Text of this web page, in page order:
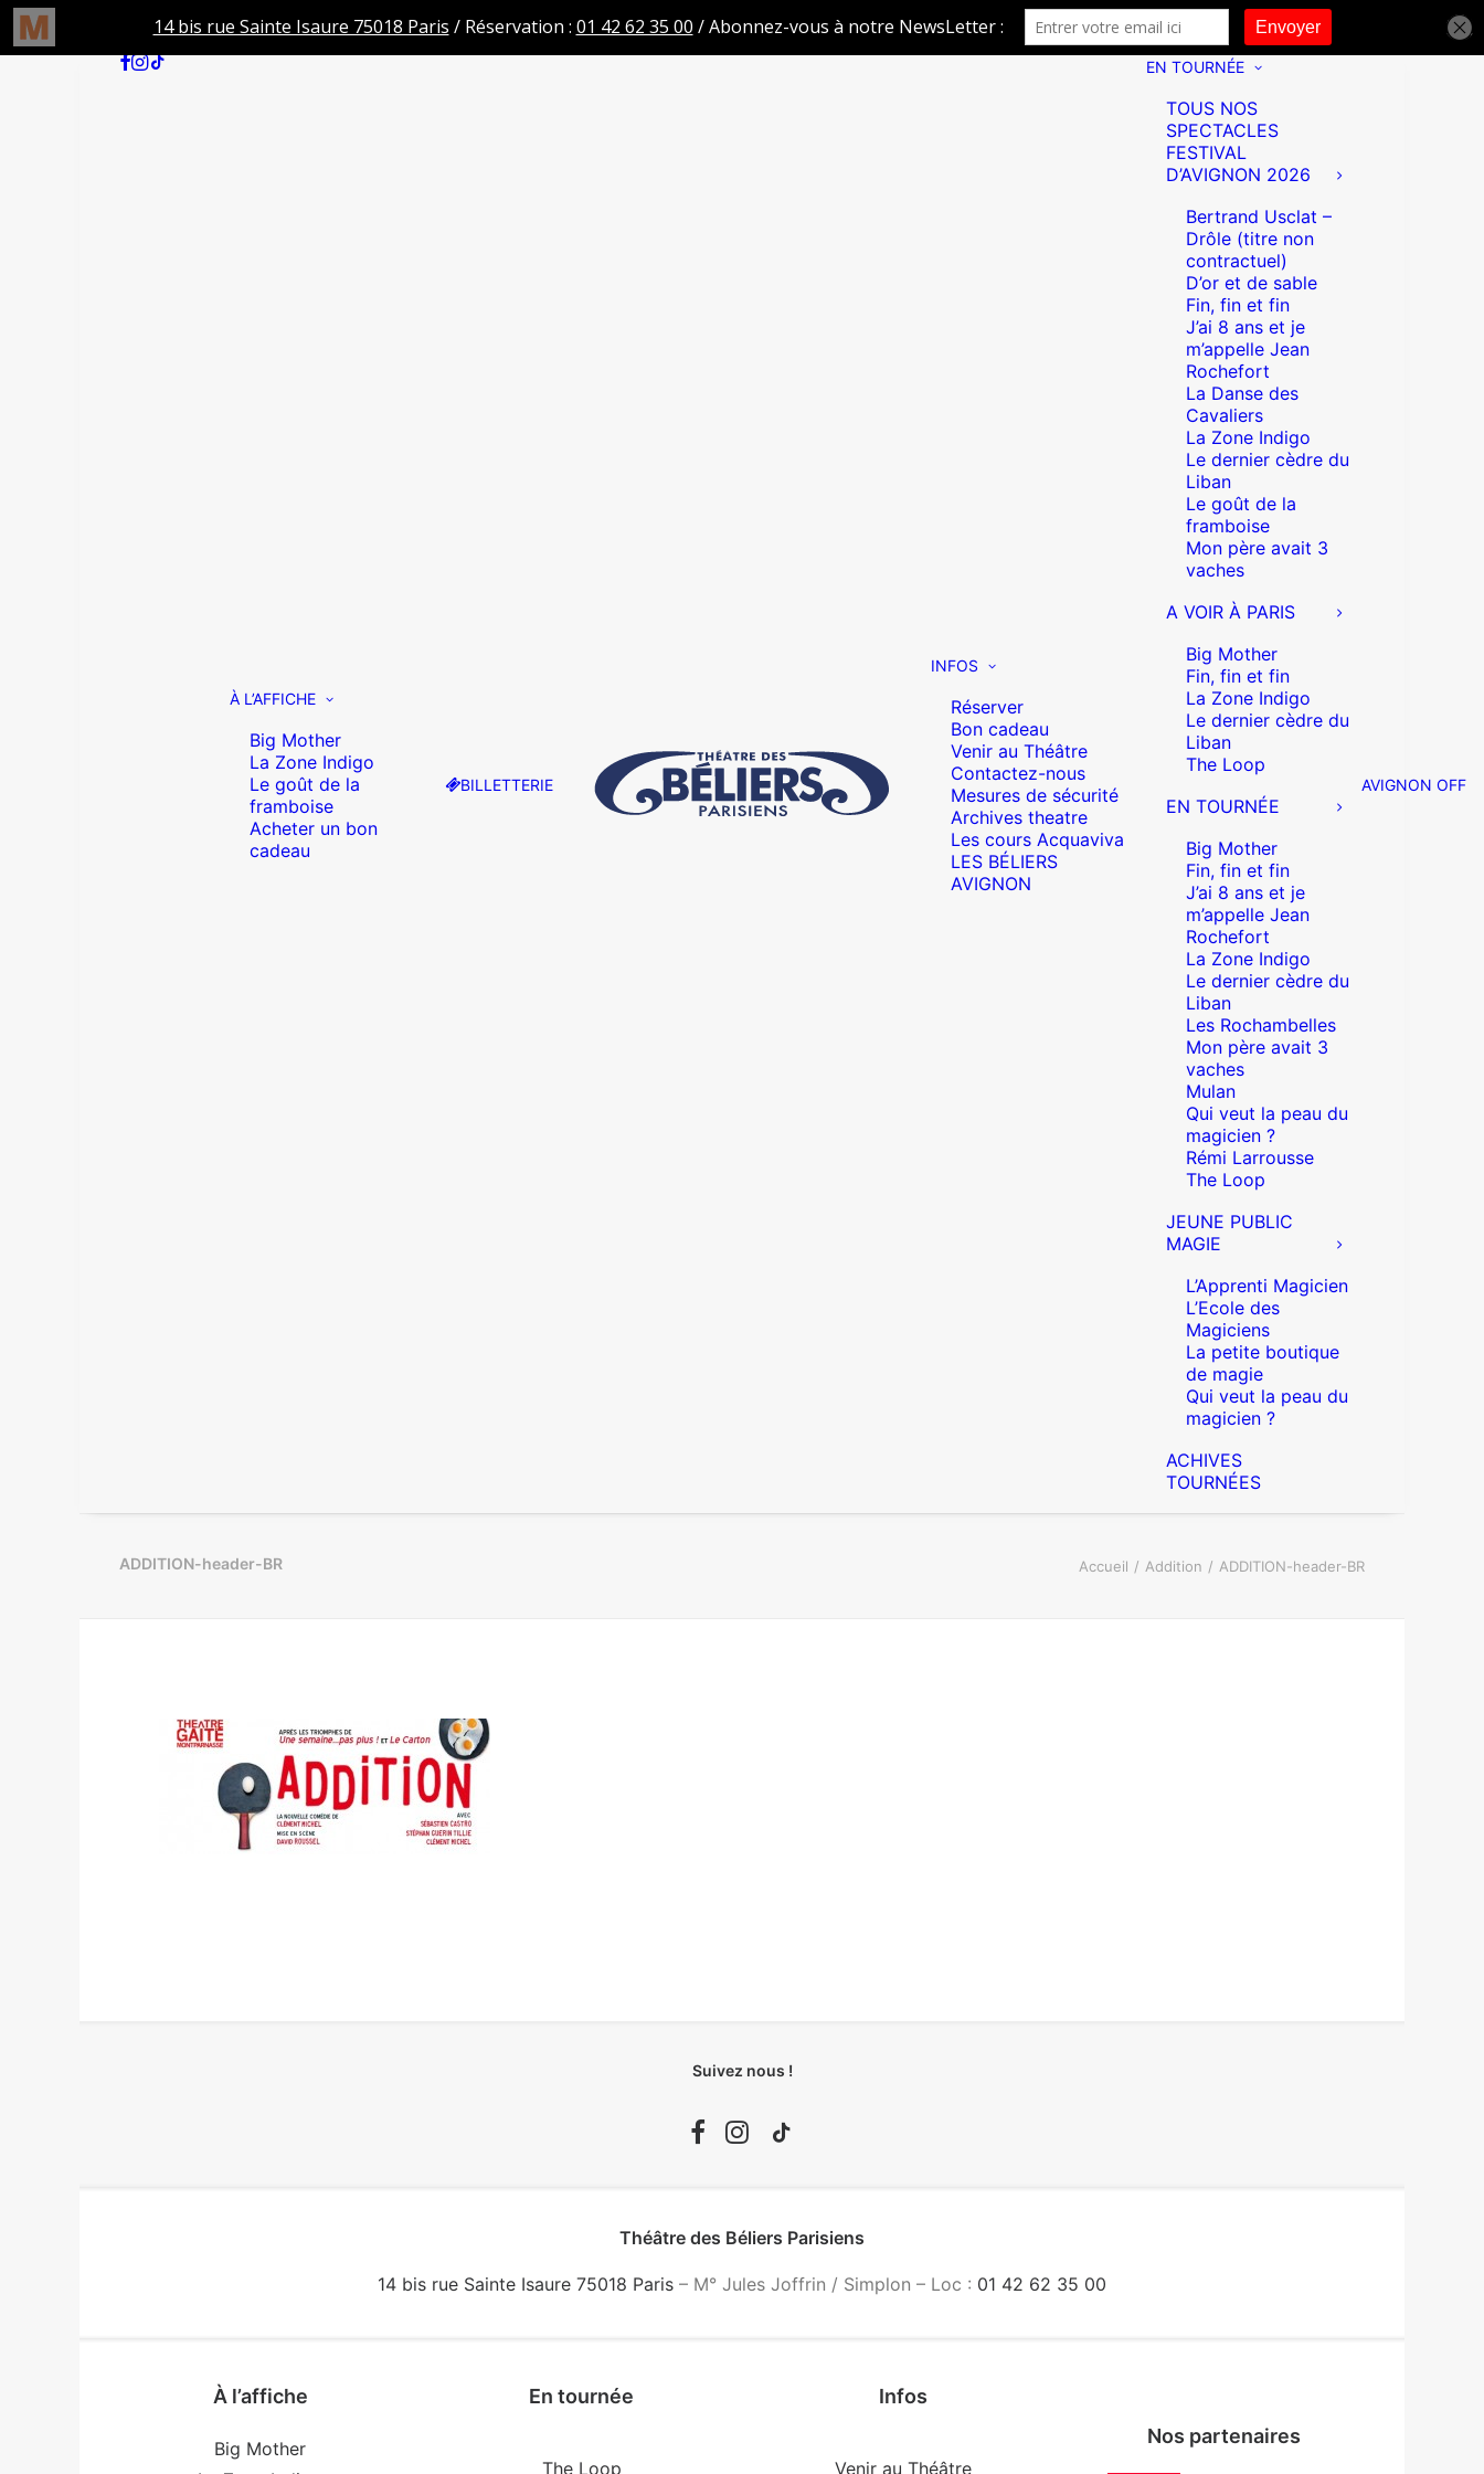
À L’AFFICHE
Big Mother
La Zone Indigo
Le goût de la
framboise
Acheter un bon
cadeau
BILLETTERIE
INFOS
Réserver
Bon cadeau
Venir au Théâtre
Contactez-nous
Mesures de sécurité
Archives theatre
Les cours Acquaviva
LES BÉLIERS
AVIGNON
EN TOURNÉE
TOUS NOS
SPECTACLES
FESTIVAL
D’AVIGNON 2026
Bertrand Usclat –
Drôle (titre non
contractuel)
D’or et de sable
Fin, fin et fin
J’ai 8 ans et je
m’appelle Jean
Rochefort
La Danse des
Cavaliers
La Zone Indigo
Le dernier cèdre du
Liban
Le goût de la
framboise
Mon père avait 3
vaches
A VOIR À PARIS
Big Mother
Fin, fin et fin
La Zone Indigo
Le dernier cèdre du
Liban
The Loop
EN TOURNÉE
Big Mother
Fin, fin et fin
J’ai 8 ans et je
m’appelle Jean
Rochefort
La Zone Indigo
Le dernier cèdre du
Liban
Les Rochambelles
Mon père avait 3
vaches
Mulan
Qui veut la peau du
magicien ?
Rémi Larrousse
The Loop
JEUNE PUBLIC
MAGIE
L’Apprenti Magicien
L’Ecole des
Magiciens
La petite boutique
de magie
Qui veut la peau du
magicien ?
ACHIVES
TOURNÉES
AVIGNON OFF
ADDITION-header-BR Accueil Addition ADDITION-header-BR
Suivez nous !
Théâtre des Béliers Parisiens
14 bis rue Sainte Isaure 75018 Paris – M° Jules Joffrin / Simplon – Loc : 01 42 62 35 00
À l’affiche
Big Mother
En tournée
The Loop
Infos
Venir au Théâtre
Nos partenaires